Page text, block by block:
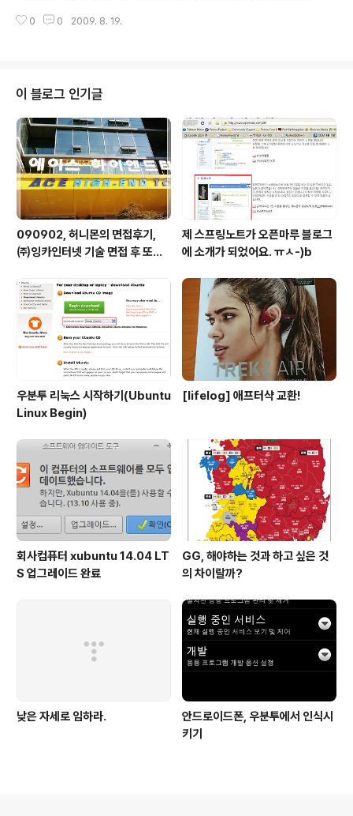
씨부려주실까?)2009-08-18 08:46:13허니몬의 개인명함 시안 발표. ㅡㅅ-)
hoto)2009-08-18 12:12:11돌아가신 김대중 전대통령님, 편안히 잠드십시
오. 대한민국은 변해갈 겁니다.(김대중 전..
0 0 2009. 8. 19.
이 블로그 인기글
090902, 허니몬의 면접후기,
㈜잉카인터넷 기술 면접 후 또한
업!!
제 스프링노트가 오픈마루 블로그
에 소개가 되었어요. ㅠㅅ-)b
우분투 리눅스 시작하기(Ubuntu
Linux Begin)
[lifelog] 애프터샥 교환!
회사컴퓨터 xubuntu 14.04 LT
S 업그레이드 완료
GG, 해야하는 것과 하고 싶은 것
의 차이랄까?
낮은 자세로 임하라.
안드로이드폰, 우분투에서 인식시
키기